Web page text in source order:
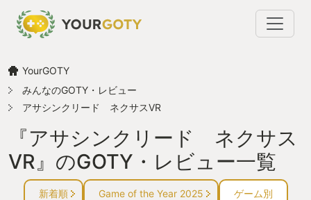
YourGOTY
みんなのGOTY・レビュー
アサシンクリード ネクサスVR
『アサシンクリード ネクサス
VR』のGOTY・レビュー一覧
新着順 Game of the Year 2025 ゲーム別